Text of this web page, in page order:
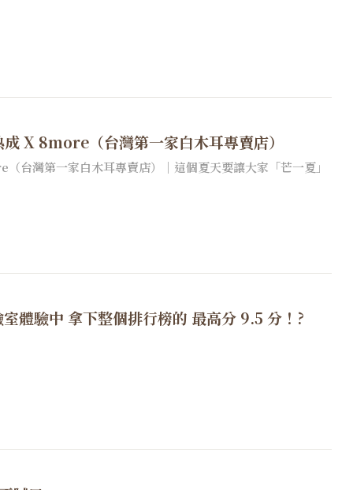
X 8more（台灣第一家白木耳專賣店）
灣第一家白木耳專賣店）｜這個夏天要讓大家「芒一夏」
體驗中 拿下整個排行榜的 最高分 9.5 分！?